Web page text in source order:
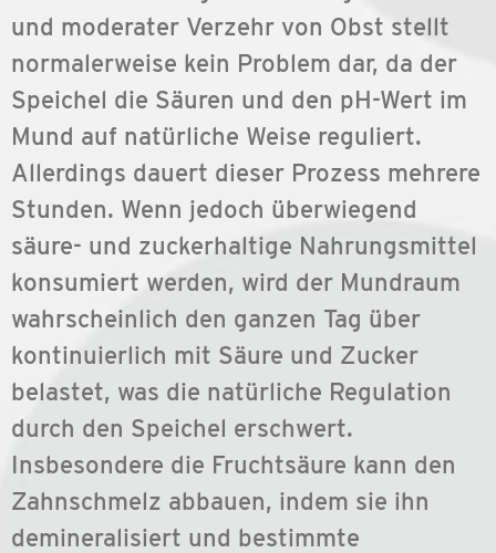
und moderater Verzehr von Obst stellt
normalerweise kein Problem dar, da der
Speichel die Säuren und den pH-Wert im
Mund auf natürliche Weise reguliert.
Allerdings dauert dieser Prozess mehrere
Stunden. Wenn jedoch überwiegend
säure- und zuckerhaltige Nahrungsmittel
konsumiert werden, wird der Mundraum
wahrscheinlich den ganzen Tag über
kontinuierlich mit Säure und Zucker
belastet, was die natürliche Regulation
durch den Speichel erschwert.
Insbesondere die Fruchtsäure kann den
Zahnschmelz abbauen, indem sie ihn
demineralisiert und bestimmte